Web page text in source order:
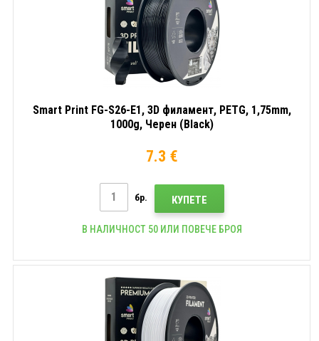
Smart Print FG-S26-E1, 3D филамент, PETG, 1,75mm,
1000g, Черен (Black)
7.3 €
бр. КУПЕТЕ
В НАЛИЧНОСТ 50 ИЛИ ПОВЕЧЕ БРОЯ